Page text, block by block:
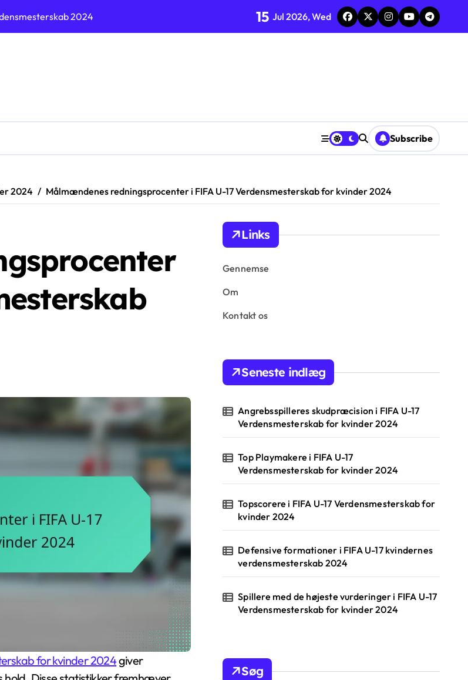
for kvinder 2024
for kvinder 2024
Kampudholdenhed
15 Jul 2026, Wed
Subscribe
2024 Målmændenes redningsprocenter i FIFA U-17 Verdensmesterskab for kvinder 2024
for kvinder 2024giver
Links
Gennemse
Om
Kontakt os
Seneste indlæg
Angrebsspilleres skudpræcision i FIFA U-17
Verdensmesterskab for kvinder 2024
Top Playmakere i FIFA U-17
Verdensmesterskab for kvinder 2024
Topscorere i FIFA U-17 Verdensmesterskab for
kvinder 2024
Defensive formationer i FIFA U-17 kvindernes
verdensmesterskab 2024
Spillere med de højeste vurderinger i FIFA U-17
Verdensmesterskab for kvinder 2024
Søg